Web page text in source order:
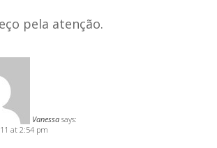
pela atenção.
Vanessa says:
at 2:54 pm